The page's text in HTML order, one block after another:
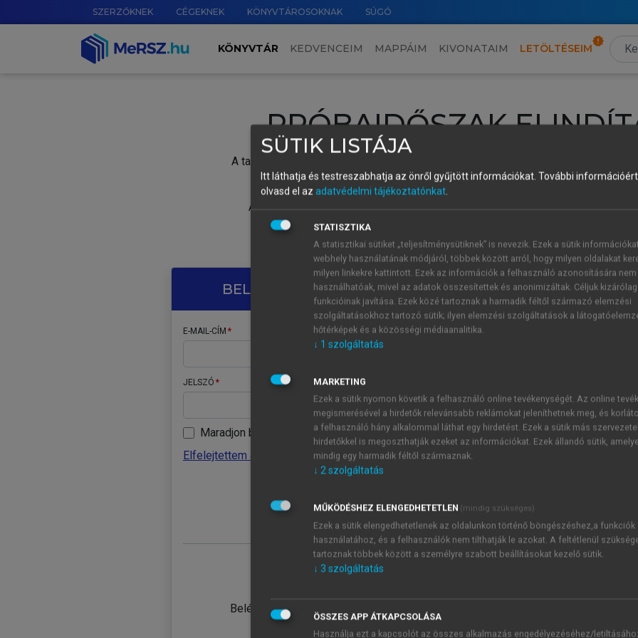
SZERZŐKNEK CÉGEKNEK KÖNYVTÁROSOKNAK SÚGÓ
KÖNYVTÁR KEDVENCEIM MAPPÁIM KIVONATAIM LETÖLTÉSEIM
PRÓBAIDŐSZAK
A tartalom megtekintéséhez lépj be a saját fiókoddal, iskolai azonosítóddal vagy
Új felhasználóként1 óra díjmentes hozzáférésrevagy
A próbaidőszak elindításához,
vagy hozz
A regisztráció után a
BELÉPÉS SAJÁT FIÓKKAL
E-MAIL-CÍM
JELSZÓ
Maradjon belépve
Elfelejtettem a jelszavamat
Belépés intézményi azonosítóval
ÚJ FIÓK
1 óra
JELSZÓ
Kérek értesítést a MeRSZ
Kérek értesítést az
SÜTIK LISTÁJA
Itt láthatja és testreszabhatja az önről gyűjtött információkat. További
olvasd el az adatvédelmi tájékoztatónkat.
STATISZTIKA
A statisztikai sütiket „teljesítménysütiknek” is nevezik. Ezek a sütik
webhely használatának módjáról, többek között arról, hogy milyen oldalakat
milyen linkekre kattintott. Ezek az információk a felhasználó azonosítására nem
használhatóak, mivel az adatok összesítettek és anonimizáltak. Céljuk
funkcióinak javítása. Ezek közé tartoznak a harmadik féltől származó elemzési
szolgáltatásokhoz tartozó sütik; ilyen elemzési szolgáltatások a
hőtérképek és a közösségi médiaanalitika.
↓ 1 szolgáltatás
MARKETING
Ezek a sütik nyomon követik a felhasználó online tevékenységét. Az online
megismerésével a hirdetők relevánsabb reklámokat jeleníthetnek meg, és
a felhasználó hány alkalommal láthat egy hirdetést. Ezek a sütik más
hirdetőkkel is megoszthatják ezeket az információkat. Ezek állandó sütik,
mindig egy harmadik féltől származnak.
↓ 2szolgáltatás
MŰKÖDÉSHEZ ELENGEDHETETLEN (mindig szükséges)
Ezek a sütik elengedhetetlenek az oldalunkon történő böngészéshez,a funkciók
használatához, és a felhasználók nem tilthatják le azokat. A feltétlenül
tartoznak többek között a személyre szabott beállításokat kezelő sütik.
↓ 3 szolgáltatás
ÖSSZES APP ÁTKAPCSOLÁSA
Használja ezt a kapcsolót az összes alkalmazás engedélyezéséhez/